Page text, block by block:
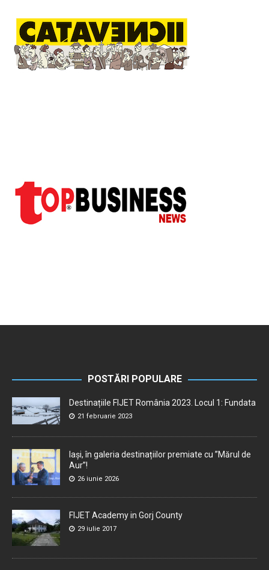
POSTĂRI POPULARE
Destinațiile FIJET România 2023. Locul 1: Fundata
21 februarie 2023
Iași, în galeria destinațiilor premiate cu ”Mărul de
Aur”!
26 iunie 2026
FIJET Academy in Gorj County
29 iulie 2017